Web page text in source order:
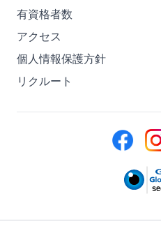
有資格者数
アクセス
個人情報保護方針
リクルート